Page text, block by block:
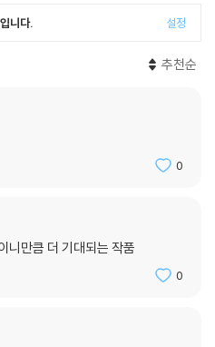
원주민이나 흑인의 혼혈은 백인에게
불이익을 받으며, 생활수준이 비슷
낮은 공동체를 착취한다. 가정에서
구성원에게 희생을 강요한다.
으로 받아들여 계급질서를 다시 견고
졸업 후 ‘도시’로 돌아온다. ‘도시’는
이다. 그러나 가정과 사회공동체 역시
교가 유달리 비틀린 곳이 아니며 리
력으로 점철되지 않은 곳이 없다는 사
겨난 세력이 극단적으로 대립하면서
니다. 설정
추천순
0
니만큼 더 기대되는 작품
0